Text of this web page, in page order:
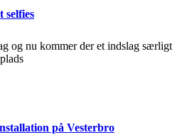
selfies
og nu kommer der et indslag særligt
på Vesterbro